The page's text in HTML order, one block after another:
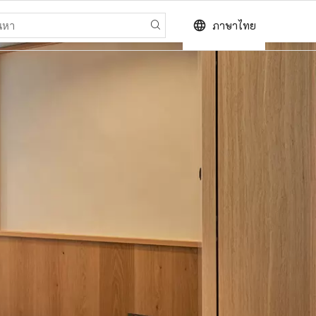
language ภาษาไทย